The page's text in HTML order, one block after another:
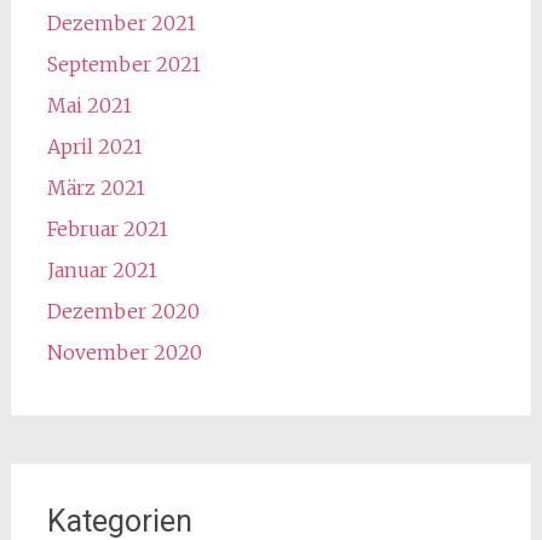
Dezember 2021
September 2021
Mai 2021
April 2021
März 2021
Februar 2021
Januar 2021
Dezember 2020
November 2020
Kategorien